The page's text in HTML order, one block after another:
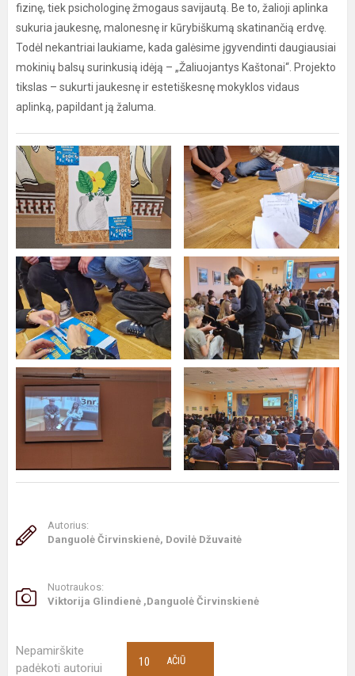
fizinę, tiek psichologinę žmogaus savijautą. Be to, žalioji aplinka
sukuria jaukesnę, malonesnę ir kūrybiškumą skatinančią erdvę.
Todėl nekantriai laukiame, kada galėsime įgyvendinti daugiausiai
mokinių balsų surinkusią idėją – „Žaliuojantys Kaštonai“. Projekto
tikslas – sukurti jaukesnę ir estetiškesnę mokyklos vidaus
aplinką, papildant ją žaluma.
Autorius:
Danguolė Čirvinskienė, Dovilė Džuvaitė
Nuotraukos:
Viktorija Glindienė ,Danguolė Čirvinskienė
Nepamirškite
padėkoti autoriui
AČIŪ
10